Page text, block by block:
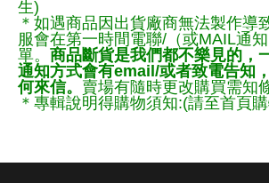
生)
＊如遇商品因出貨廠商無法製作導
服會在第一時間電聯/（或MAIL通
單。 商品斷貨是我們都不樂見的，
通知方式會有email/或者致電告知
何來信。 賣場有隨時更改購買需知
＊專輯說明得購物須知:(請至首頁